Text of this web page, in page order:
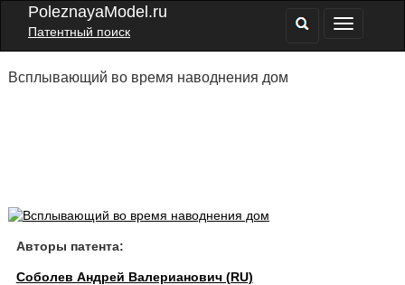
PoleznayaModel.ru
Патентный поиск
Всплывающий во время наводнения дом
Авторы патента:
Соболев Андрей Валерианович (RU)